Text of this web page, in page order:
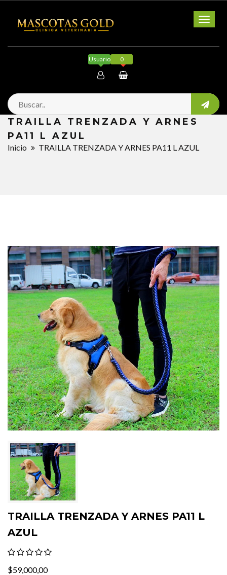
Usuario
Salir
0
TRAILLA TRENZADA Y ARNES
PA11 L AZUL
Inicio TRAILLA TRENZADA Y ARNES PA11 L AZUL
TRAILLA TRENZADA Y ARNES PA11 L
AZUL
$59,000,00